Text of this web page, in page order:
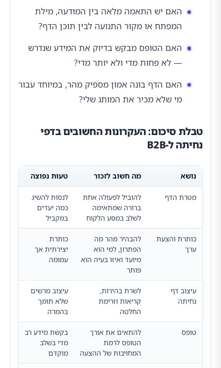
האם יש התאמה מלאה בין המודעה, מילת
המפתח או מקור התנועה לבין תוכן הדף?
האם הטופס מבקש בדיוק את המידע שנדרש
— לא פחות מדי ולא יותר מדי?
האם הדף בונה אמון מספיק מהר, במיוחד עבור
מי שלא מכיר את המותג שלי?
טבלת סיכום: העקרונות החשובים בדפי
נחיתה ל-B2B
נושא מה חשוב לזכור טעות נפוצה
מטרת הדף
להוביל לפעולה אחת
ברורה שמתאימה
לשלב במסע הלקוח
לנסות להשיג
כמה יעדים
במקביל
כותרת והצעת
ערך
להבהיר מהר מה
הפתרון, למי הוא
מיועד ואיזו בעיה הוא
פותר
כותרת
יצירתית אך
עמומה
עיצוב דף
נחיתה
לשרת בהירות,
קריאות וזרימת
החלטה
עיצוב מרשים
שלא תומך
בהמרה
טופס
להתאים את אורך
הטופס לרמת
המחויבות של ההצעה
בקשת מידע רב
מדי בשלב
מוקדם